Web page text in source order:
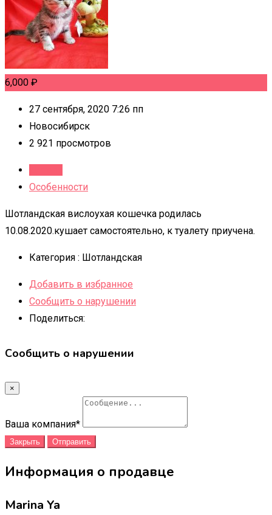
6,000 ₽
27 сентября, 2020 7:26 пп
Новосибирск
2 921 просмотров
Особенности
Шотландская вислоухая кошечка родилась
10.08.2020.кушает самостоятельно, к туалету приучена.
Категория : Шотландская
Добавить в избранное
Сообщить о нарушении
Поделиться:
Сообщить о нарушении
×
Ваша компания*
Закрыть Отправить
Информация о продавце
Marina Ya